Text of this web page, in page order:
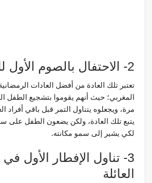
2- الاحتفال بالصوم الأول للطفل
تعتبر تلك العادة من أفضل العادات
المغربي؛ حيث أنهم يقوموا بتشجيع الطفل
مرة، ويجعلوه يتناول التمر قبل باقي أفراد
يتبع تلك العادة، ولكن يضعون الطفل على
لكي يشير إلى سمو مكانته.
3- تناول الإفطار الأول
العائلة